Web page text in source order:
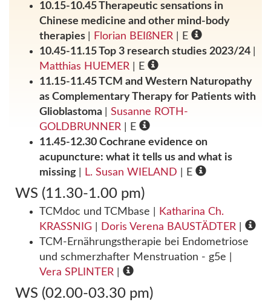
10.15-10.45 Therapeutic sensations in
Chinese medicine and other mind-body
therapies
Florian BEIßNER | E
10.45-11.15 Top 3 research studies 2023/24
Matthias HUEMER | E
11.15-11.45 TCM and Western Naturopathy
as Complementary Therapy for Patients with
Glioblastoma
Susanne ROTH-
GOLDBRUNNER | E
11.45-12.30 Cochrane evidence on
acupuncture: what it tells us and what is
missing
L. Susan WIELAND | E
WS (11.30-1.00 pm)
TCMdoc und TCMbase
Katharina Ch.
KRASSNIG
Doris Verena BAUSTÄDTER
TCM-Ernährungstherapie bei Endometriose
und schmerzhafter Menstruation - g5e
Vera SPLINTER
WS (02.00-03.30 pm)